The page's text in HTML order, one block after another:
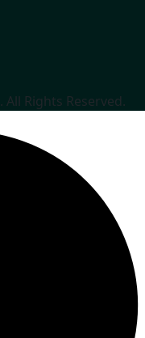
. All Rights Reserved.